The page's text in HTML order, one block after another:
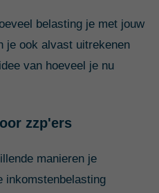
belasting je met jouw
je ook alvast uitrekenen
van hoeveel je nu
zzp'ers
manieren je
inkomstenbelasting